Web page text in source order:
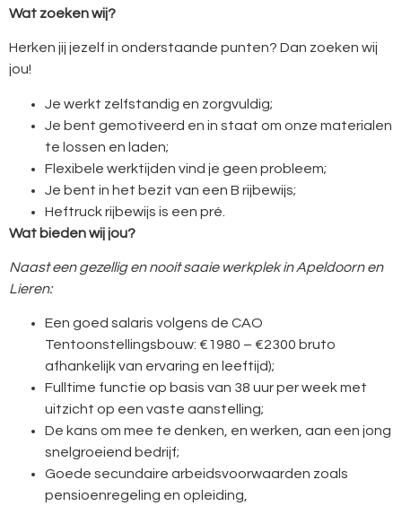
Wat zoeken wij?
Herken jij jezelf in onderstaande punten? Dan zoeken wij
jou!
Je werkt zelfstandig en zorgvuldig;
Je bent gemotiveerd en in staat om onze materialen
te lossen en laden;
Flexibele werktijden vind je geen probleem;
Je bent in het bezit van een B rijbewijs;
Heftruck rijbewijs is een pré.
Wat bieden wij jou?
Naast een gezellig en nooit saaie werkplek in Apeldoorn en
Lieren:
Een goed salaris volgens de CAO
Tentoonstellingsbouw: €1980 – €2300 bruto
afhankelijk van ervaring en leeftijd);
Fulltime functie op basis van 38 uur per week met
uitzicht op een vaste aanstelling;
De kans om mee te denken, en werken, aan een jong
snelgroeiend bedrijf;
Goede secundaire arbeidsvoorwaarden zoals
pensioenregeling en opleiding,